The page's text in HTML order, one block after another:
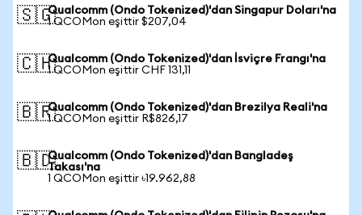
🇸🇬Qualcomm (Ondo Tokenized)'dan Singapur Doları'na
1 QCOMon eşittir $207,04
🇨🇭Qualcomm (Ondo Tokenized)'dan İsviçre Frangı'na
1 QCOMon eşittir CHF 131,11
🇧🇷Qualcomm (Ondo Tokenized)'dan Brezilya Reali'na
1 QCOMon eşittir R$826,17
🇧🇩Qualcomm (Ondo Tokenized)'dan Bangladeş
Takası'na
1 QCOMon eşittir ৳19.962,88